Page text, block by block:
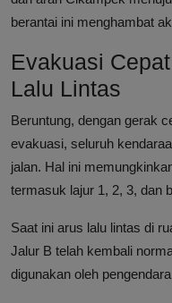
berantai ini menghambat
Evakuasi
Lalu Lintas
Beruntung, dengan gerak
evakuasi, seluruh
jalan. Hal ini
termasuk lajur 1, 2, 3, dan
Saat ini arus lalu lintas di
Jalur B telah kembali
digunakan oleh